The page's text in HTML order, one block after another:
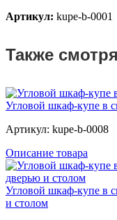
Артикул: kupe-b-0001
Также
Угловой шкаф-купе в
Артикул: kupe-b-0008
Описание товара
Угловой шкаф-купе в
и столом